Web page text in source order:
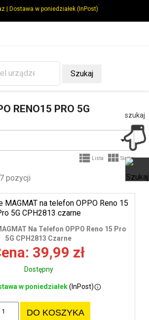
| Dostawa w poniedziałek (InPost)
Szukaj
RENO15 PRO 5G

 Lista  Siatka
pozycji
Na Telefon OPPO Reno 15 Pro
5G CPH2813 Czarne
39,99 zł
Dostępny
w poniedziałek(InPost)
DO KOSZYKA
szukaj